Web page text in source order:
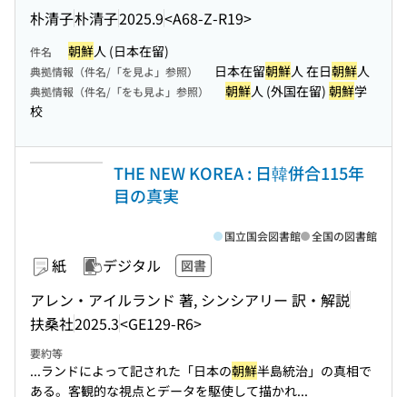
朴清子朴清子2025.9<A68-Z-R19>
件名 朝鮮人 (日本在留)
典拠情報（件名/「を見よ」参照） 日本在留朝鮮人 在日朝鮮人
典拠情報（件名/「をも見よ」参照） 朝鮮人 (外国在留) 朝鮮学
校
THE NEW KOREA : 日韓併合115年
目の真実
紙 デジタル 図書
アレン・アイルランド 著, シンシアリー 訳・解説
扶桑社2025.3<GE129-R6>
国立国会図書館 全国の図書館
要約等
...ランドによって記された「日本の朝鮮半島統治」の真相で
ある。客観的な視点とデータを駆使して描かれ...